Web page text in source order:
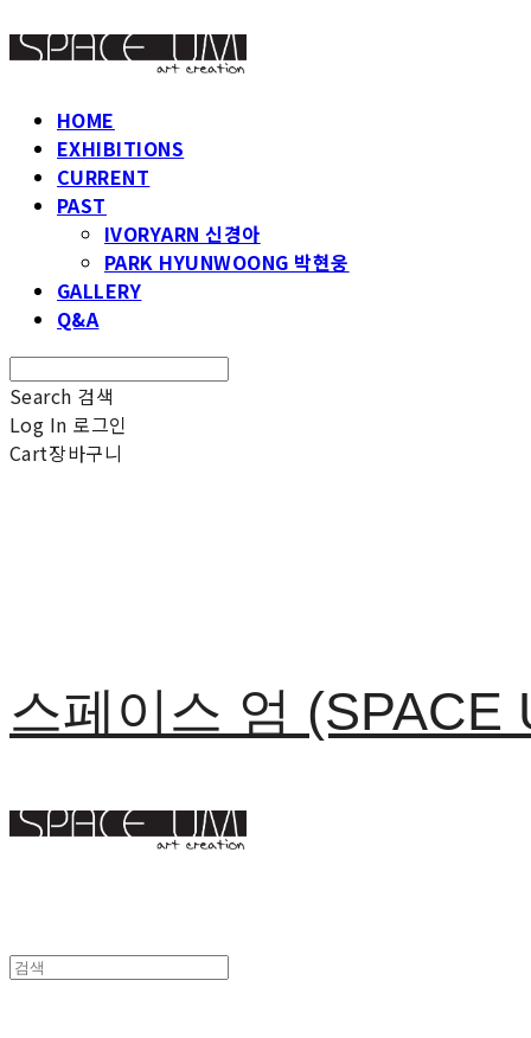
HOME
EXHIBITIONS
CURRENT
PAST
IVORYARN 신경아
PARK HYUNWOONG 박현웅
GALLERY
Q&A
Search 검색
Log In 로그인
Cart장바구니
스페이스 엄 (SPACE